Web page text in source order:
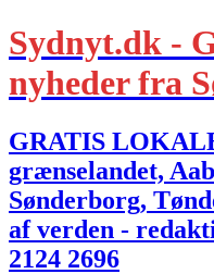
Sydnyt.dk -
nyheder fra
GRATIS
grænselandet,
Sønderborg,
af verden -
2124 2696